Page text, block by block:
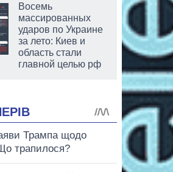
Восемь
массированных
ударов по Украине
за лето: Киев и
область стали
главной целью рф